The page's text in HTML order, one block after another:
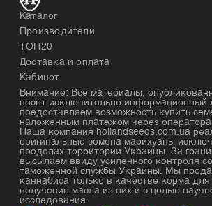
Каталог
Производители
ТОП20
Доставка и оплата
Кабинет
Внимание: Все материалы,
носят исключительно информационный
предоставляем возможность купить
наложенным платежом через
Наша компания hollandseeds.com.ua
оригинальные семена марихуаны
пределах территории Украины. За
высылаем ввиду усиленного контроля
таможенной службы Украины. Мы
каннабиса только в качестве корма
получения масла из них и с целью
исследования.